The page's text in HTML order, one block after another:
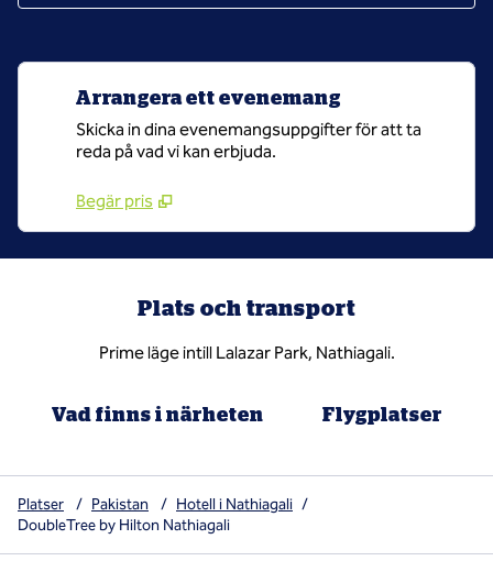
Arrangera ett evenemang
Skicka in dina evenemangsuppgifter för att ta
reda på vad vi kan erbjuda.
Begär pris
Plats och transport
Prime läge intill Lalazar Park, Nathiagali.
Vad finns i närheten Flygplatser
Platser / Pakistan / Hotell i Nathiagali /
DoubleTree by Hilton Nathiagali